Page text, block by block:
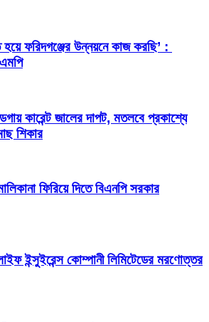
হয়ে ফরিদগঞ্জের উন্নয়নে কাজ করছি’ :
কারেন্ট জালের দাপট, মতলবে প্রকাশ্যে
শিকার
ফিরিয়ে দিতে বিএনপি সরকার
ইন্সুইরেন্স কোম্পানী লিমিটেডের মরণোত্তর